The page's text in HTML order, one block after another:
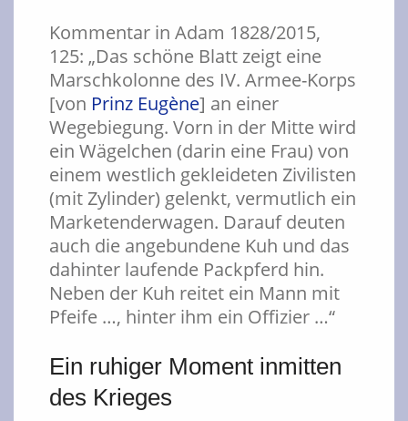
Kommentar in Adam 1828/2015,
125: „Das schöne Blatt zeigt eine
Marschkolonne des IV. Armee-Korps
[von Prinz Eugène] an einer
Wegebiegung. Vorn in der Mitte wird
ein Wägelchen (darin eine Frau) von
einem westlich gekleideten Zivilisten
(mit Zylinder) gelenkt, vermutlich ein
Marketenderwagen. Darauf deuten
auch die angebundene Kuh und das
dahinter laufende Packpferd hin.
Neben der Kuh reitet ein Mann mit
Pfeife …, hinter ihm ein Offizier …“
Ein ruhiger Moment inmitten
des Krieges